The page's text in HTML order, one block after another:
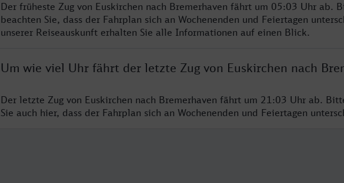
Der früheste Zug von Euskirchen nach Bremerhaven fährt um 05:03 Uhr ab.
beachten Sie, dass der Fahrplan sich an Wochenenden und Feiertagen
unserer Reiseauskunft erhalten Sie alle Informationen auf einen Blick.
Um wie viel Uhr fährt der letzte Zug von Euskirchen nach
Der letzte Zug von Euskirchen nach Bremerhaven fährt um 21:03 Uhr ab.
Sie auch hier, dass der Fahrplan sich an Wochenenden und Feiertagen